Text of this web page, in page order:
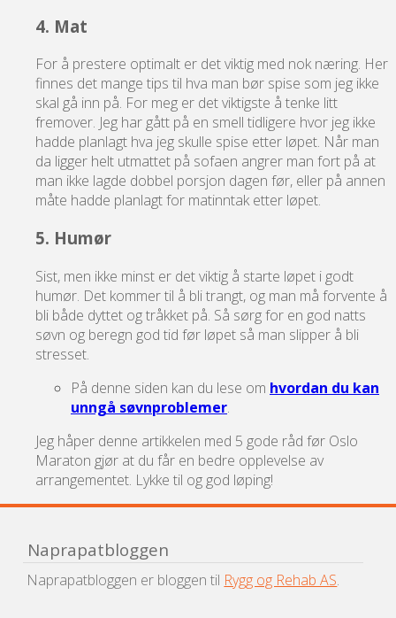
4. Mat
For å prestere optimalt er det viktig med nok næring. Her
finnes det mange tips til hva man bør spise som jeg ikke
skal gå inn på. For meg er det viktigste å tenke litt
fremover. Jeg har gått på en smell tidligere hvor jeg ikke
hadde planlagt hva jeg skulle spise etter løpet. Når man
da ligger helt utmattet på sofaen angrer man fort på at
man ikke lagde dobbel porsjon dagen før, eller på annen
måte hadde planlagt for matinntak etter løpet.
5. Humør
Sist, men ikke minst er det viktig å starte løpet i godt
humør. Det kommer til å bli trangt, og man må forvente å
bli både dyttet og tråkket på. Så sørg for en god natts
søvn og beregn god tid før løpet så man slipper å bli
stresset.
På denne siden kan du lese om hvordan du kan
unngå søvnproblemer.
Jeg håper denne artikkelen med 5 gode råd før Oslo
Maraton gjør at du får en bedre opplevelse av
arrangementet. Lykke til og god løping!
Naprapatbloggen
Naprapatbloggen er bloggen til Rygg og Rehab AS.